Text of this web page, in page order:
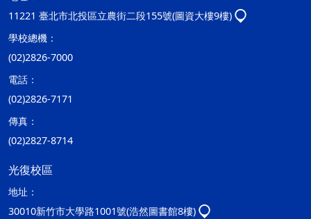
11221 臺北市北投區立農街二段155號(圖資大樓9樓)
學校總機：
(02)2826-7000
電話：
(02)2826-7171
傳真：
(02)2827-8714
光復校區
地址：
30010新竹市大學路1001號(浩然圖書館8樓)